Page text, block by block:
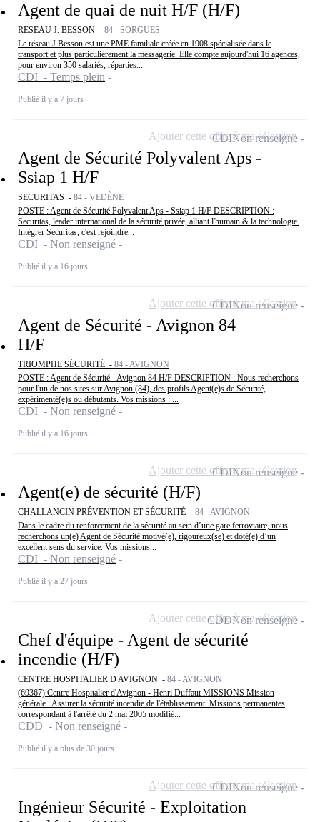
Agent de quai de nuit H/F (H/F)
RESEAU J. BESSON - 84 - SORGUES
Le réseau J.Besson est une PME familiale créée en 1908 spécialisée dans le
transport et plus particulièrement la messagerie. Elle compte aujourd'hui 16 agences,
pour environ 350 salariés, réparties...
CDI - Temps plein
Publié il y a 7 jours
Agent de Sécurité Polyvalent Aps -
Ssiap 1 H/F
SECURITAS - 84 - VEDÈNE
POSTE : Agent de Sécurité Polyvalent Aps - Ssiap 1 H/F DESCRIPTION :
Securitas, leader international de la sécurité privée, alliant l'humain & la technologie.
Intégrer Securitas, c'est rejoindre...
CDI - Non renseigné
Publié il y a 16 jours
CDINon renseigné
Ajouter cette offre à ma sélection
Agent de Sécurité - Avignon 84
H/F
TRIOMPHE SÉCURITÉ - 84 - AVIGNON
POSTE : Agent de Sécurité - Avignon 84 H/F DESCRIPTION : Nous recherchons
pour l'un de nos sites sur Avignon (84), des profils Agent(e)s de Sécurité,
expérimenté(e)s ou débutants. Vos missions : ...
CDI - Non renseigné
Publié il y a 16 jours
CDINon renseigné
Ajouter cette offre à ma sélection
Agent(e) de sécurité (H/F)
CHALLANCIN PRÉVENTION ET SÉCURITÉ - 84 - AVIGNON
Dans le cadre du renforcement de la sécurité au sein d’une gare ferroviaire, nous
recherchons un(e) Agent de Sécurité motivé(e), rigoureux(se) et doté(e) d’un
excellent sens du service. Vos missions...
CDI - Non renseigné
Publié il y a 27 jours
CDINon renseigné
Ajouter cette offre à ma sélection
Chef d'équipe - Agent de sécurité
incendie (H/F)
CENTRE HOSPITALIER D AVIGNON - 84 - AVIGNON
(69367) Centre Hospitalier d'Avignon - Henri Duffaut MISSIONS Mission
générale : Assurer la sécurité incendie de l'établissement. Missions permanentes
correspondant à l'arrêté du 2 mai 2005 modifié...
CDD - Non renseigné
Publié il y a plus de 30 jours
CDDNon renseigné
Ajouter cette offre à ma sélection
Ingénieur Sécurité - Exploitation
CDINon renseigné
Ajouter cette offre à ma sélection